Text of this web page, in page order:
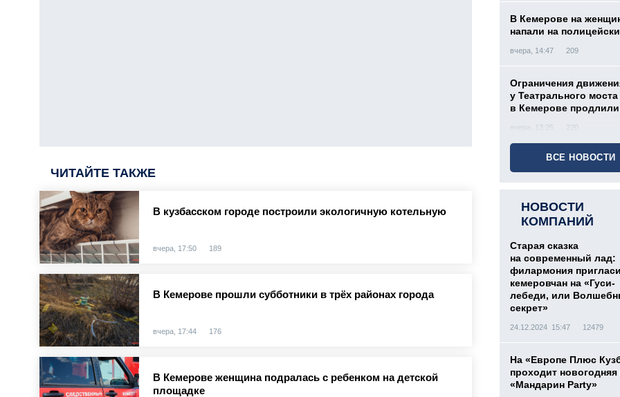
ЧИТАЙТЕ ТАКЖЕ
В кузбасском городе построили экологичную котельную
вчера, 17:50 189
В Кемерове прошли субботники в трёх районах города
вчера, 17:44 176
В Кемерове женщина подралась с ребенком на детской
площадке
В Кемерове на
напали на
вчера, 14:47 209
Ограничения
у Театрального моста
в Кемерове продлили
вчера, 13:25 220
ВСЕ НОВОСТИ
НОВОСТИ
КОМПАНИЙ
Старая сказка
на современный лад:
филармония
кемеровчан на «Гуси-
лебеди, или
секрет»
24.12.2024 15:47 12479
На «Европе Плюс
проходит новогодняя
«Мандарин Party»